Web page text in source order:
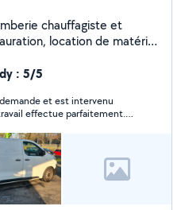
location de matériel
: 5/5
et est intervenu
effectue parfaitement.